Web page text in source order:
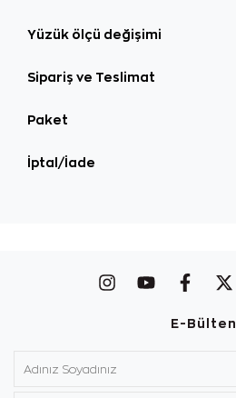
Yüzük ölçü değişimi
Sipariş ve Teslimat
Paket
İptal/İade
E-Bülten